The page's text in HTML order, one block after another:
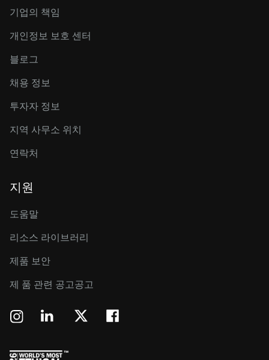
기업의 책임
개인정보 보호 센터
블로그
채용 정보
투자자 정보
지역 사무소 위치
연락처
지원
도움말
리소스 라이브러리
제품 보안
제 품 관련 공고공고